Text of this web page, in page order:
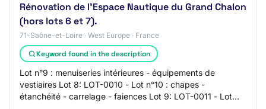
Rénovation de l'Espace Nautique du Grand Chalon
(hors lots 6 et 7).
71-Saône-et-Loire · West Europe · France
Keyword found in the description
Lot n°9 : menuiseries intérieures - équipements de
vestiaires Lot 8: LOT-0010 - Lot n°10 : chapes -
étanchéité - carrelage - faiences Lot 9: LOT-0011 - Lot